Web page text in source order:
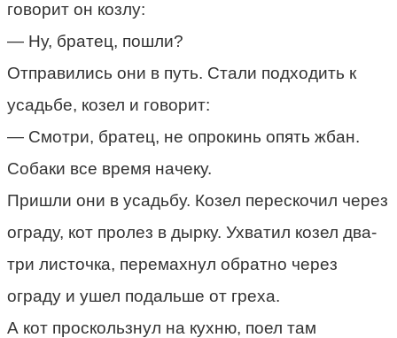
говорит он козлу:
— Ну, братец, пошли?
Отправились они в путь. Стали подходить к
усадьбе, козел и говорит:
— Смотри, братец, не опрокинь опять жбан.
Собаки все время начеку.
Пришли они в усадьбу. Козел перескочил через
ограду, кот пролез в дырку. Ухватил козел два-
три листочка, перемахнул обратно через
ограду и ушел подальше от греха.
А кот проскользнул на кухню, поел там